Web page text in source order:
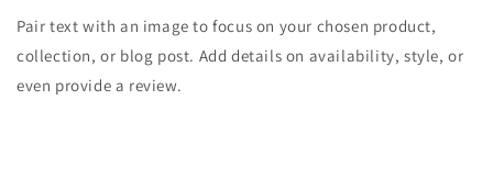
Pair text with an image to focus on your chosen product,
collection, or blog post. Add details on availability, style, or
even provide a review.